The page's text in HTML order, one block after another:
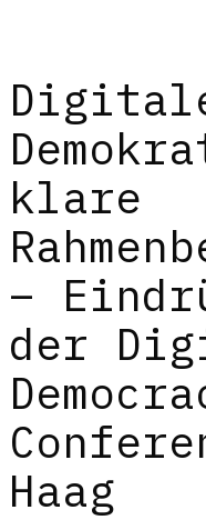
klare
–
der
Haag